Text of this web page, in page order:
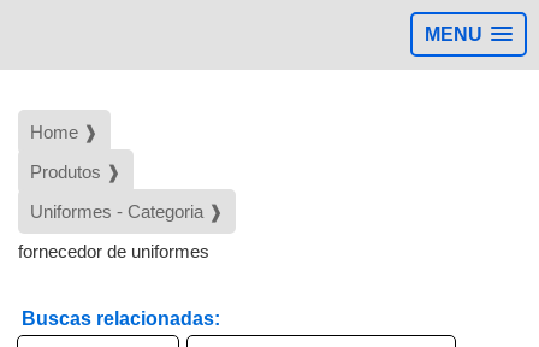
MENU
Home ❱
Produtos ❱
Uniformes - Categoria ❱
fornecedor de uniformes
Buscas relacionadas: